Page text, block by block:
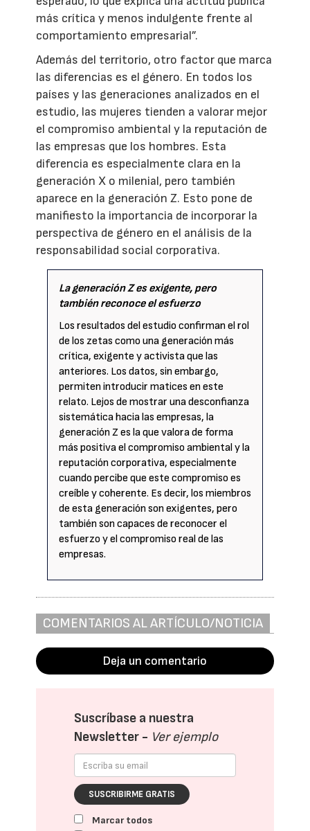
más crítica y menos indulgente frente al
comportamiento empresarial”.
Además del territorio, otro factor que marca
las diferencias es el género. En todos los
países y las generaciones analizados en el
estudio, las mujeres tienden a valorar mejor
el compromiso ambiental y la reputación de
las empresas que los hombres. Esta
diferencia es especialmente clara en la
generación X o milenial, pero también
aparece en la generación Z. Esto pone de
manifiesto la importancia de incorporar la
perspectiva de género en el análisis de la
responsabilidad social corporativa.
La generación Z es exigente, pero
también reconoce el esfuerzo
Los resultados del estudio confirman el rol
de los zetas como una generación más
crítica, exigente y activista que las
anteriores. Los datos, sin embargo,
permiten introducir matices en este
relato. Lejos de mostrar una desconfianza
sistemática hacia las empresas, la
generación Z es la que valora de forma
más positiva el compromiso ambiental y la
reputación corporativa, especialmente
cuando percibe que este compromiso es
creíble y coherente. Es decir, los miembros
de esta generación son exigentes, pero
también son capaces de reconocer el
esfuerzo y el compromiso real de las
empresas.
COMENTARIOS AL ARTÍCULO/NOTICIA
Deja un comentario
Suscríbase a nuestra
Newsletter - Ver ejemplo
SUSCRIBIRME GRATIS
Marcar todos